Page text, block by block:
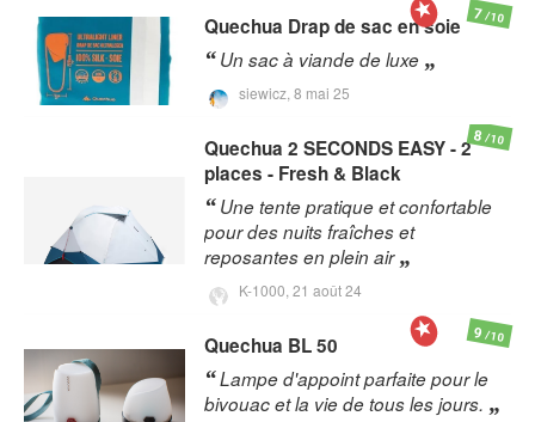
Quechua Drap de sac en soie
Un sac à viande de luxe
siewicz, 8 mai 25
7/10
Quechua 2 SECONDS EASY - 2
places - Fresh & Black
Une tente pratique et confortable
pour des nuits fraîches et
reposantes en plein air
K-1000, 21 août 24
8/10
Quechua BL 50
Lampe d'appoint parfaite pour le
bivouac et la vie de tous les jours.
9/10